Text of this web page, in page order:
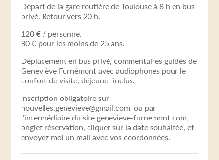
Départ de la gare routière de Toulouse à 8 h en bus
privé. Retour vers 20 h.
120 € / personne.
80 € pour les moins de 25 ans.
Déplacement en bus privé, commentaires guidés de
Geneviève Furnémont avec audiophones pour le
confort de visite, déjeuner inclus.
Inscription obligatoire sur
nouvelles.genevieve@gmail.com, ou par
l’intermédiaire du site genevieve-furnemont.com,
onglet réservation, cliquer sur la date souhaitée, et
envoyez moi un mail avec vos coordonnées.